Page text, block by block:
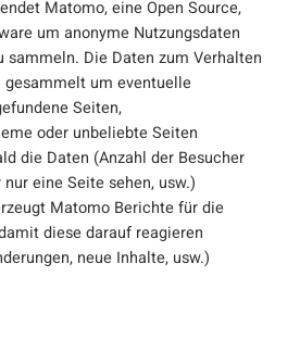
Matomo, eine Open Source,
um anonyme Nutzungsdaten
sammeln. Die Daten zum Verhalten
gesammelt um eventuelle
Seiten,
oder unbeliebte Seiten
die Daten (Anzahl der Besucher
eine Seite sehen, usw.)
Matomo Berichte für die
diese darauf reagieren
neue Inhalte, usw.)